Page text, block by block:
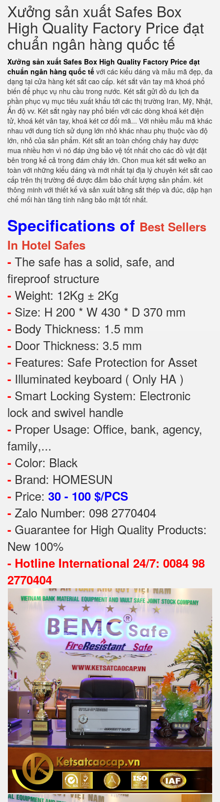
Xưởng sản xuất Safes Box
High Quality Factory Price đạt
chuẩn ngân hàng quốc tế
Xưởng sản xuất Safes Box High Quality Factory Price đạt
chuẩn ngân hàng quốc tế với các kiểu dáng và mẫu mã đẹp, đa
dạng tại cửa hàng két sắt cao cấp. két sắt vân tay mã khoá phổ
biến để phục vụ nhu cầu trong nước. Két sắt gửi đồ du lịch đa
phần phục vụ mục tiêu xuất khẩu tới các thị trường Iran, Mỹ, Nhật,
Ấn độ vv. Két sắt ngày nay phổ biến với các dòng khoá két điện
tử, khoá két vân tay, khoá két cơ đổi mã... Với nhiều mẫu mã khác
nhau với dung tích sử dụng lớn nhỏ khác nhau phụ thuộc vào độ
lớn, nhỏ của sản phẩm. Két sắt an toàn chống cháy hay được
mua nhiều hơn vì nó đáp ứng bảo vệ tốt nhất cho các đồ vật đặt
bên trong kể cả trong đám cháy lớn. Chon mua két sắt welko an
toàn với những kiểu dáng và mới nhất tại địa lý chuyên két sắt cao
cấp trên thị trường để được đảm bảo chất lượng sản phẩm. két
thông minh với thiết kế và sản xuất bằng sắt thép và đúc, dập hạn
chế mối hàn tăng tính năng bảo mật tốt nhất.
Specifications of Best Sellers
In Hotel Safes
- The safe has a solid, safe, and
fireproof structure
- Weight: 12Kg ± 2Kg
- Size: H 200 * W 430 * D 370 mm
- Body Thickness: 1.5 mm
- Door Thickness: 3.5 mm
- Features: Safe Protection for Asset
- Illuminated keyboard ( Only HA )
- Smart Locking System: Electronic
lock and swivel handle
- Proper Usage: Office, bank, agency,
family,...
- Color: Black
- Brand: HOMESUN
- Price: 30 - 100 $/PCS
- Zalo Number: 098 2770404
- Guarantee for High Quality Products:
New 100%
- Hotline International 24/7: 0084 98
2770404